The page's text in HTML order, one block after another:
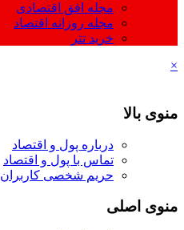
مجله افق اقتصادی
مجله روزانه اقتصاد
خرید تتر
×
منوی بالا
درباره پول و اقتصاد
تماس با پول و اقتصاد
حریم شخصی کاربران
منوی اصلی